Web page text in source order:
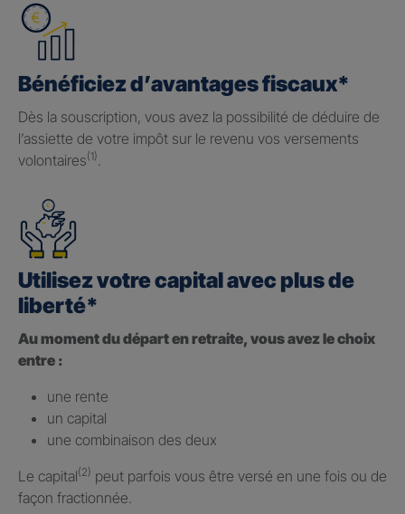
Bénéficiez d’avantages fiscaux*
Dès la souscription, vous avez la possibilité de déduire de
l’assiette de votre impôt sur le revenu vos versements
volontaires(1).
Utilisez votre capital avec plus de
liberté*
Au moment du départ en retraite, vous avez le choix
entre :
une rente
un capital
une combinaison des deux
Le capital(2) peut parfois vous être versé en une fois ou de
façon fractionnée.